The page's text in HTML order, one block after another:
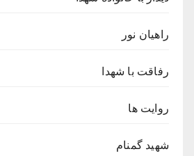
راهیان نور
رفاقت با شهدا
روایت ها
شهید گمنام